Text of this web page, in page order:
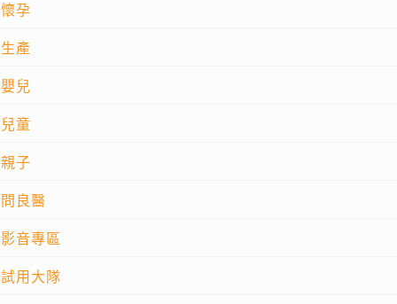
懷孕
生產
嬰兒
兒童
親子
問良醫
影音專區
試用大隊